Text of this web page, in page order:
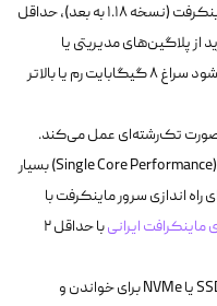
برای اجرای نسخه‌های جدید ماینکرفت (نسخه ۱.۱۸ به بعد)، حداقل
از پلاگین‌های مدیریتی یا
مودهای مختلف استفاده کنید، پیشنهاد می‌شود سراغ ۸ گیگابایت رم یا بالاتر
صورت تک‌رشته‌ای عمل می‌کند.
این یعنی داشتن یک پردازنده با فرکانس بالا (Single Core Performance) بسیار
اندازی سرور ماینکرفت با
ماینکرافت ایرانی
با حداقل ۲
استفاده از درایوهای SSD یا NVMe برای خواندن و